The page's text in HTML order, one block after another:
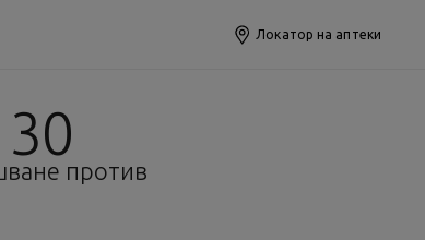
Локатор на аптеки
против